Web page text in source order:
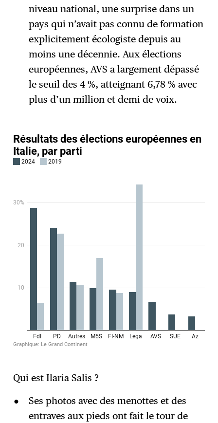
niveau national, une surprise dans un
pays qui n’avait pas connu de formation
explicitement écologiste depuis au
moins une décennie. Aux élections
européennes, AVS a largement dépassé
le seuil des 4 %, atteignant 6,78 % avec
plus d’un million et demi de voix.
Qui est Ilaria Salis ?
Ses photos avec des menottes et des
entraves aux pieds ont fait le tour de